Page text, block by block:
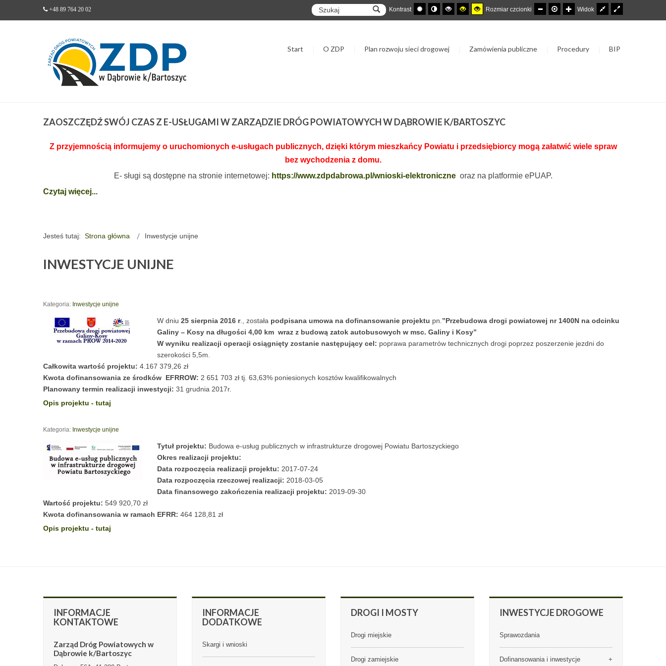
+48 89 764 20 02 Kontrast Rozmiar czcionki Widok
Start O ZDP Plan rozwoju sieci drogowej Zamówienia publiczne Procedury BIP
ZAOSZCZĘDŹSWÓJ CZAS Z E-USŁUGAMI W ZARZĄDZIE DRÓG POWIATOWYCH W DĄBROWIE K/BARTOSZYC
Z przyjemnością informujemy o uruchomionych e-usługach publicznych, dzięki którym mieszkańcy Powiatu i przedsiębiorcy mogą załatwić wiele spraw
bez wychodzenia z domu.
E- sługi są dostępne na stronie internetowej: https://www.zdpdabrowa.pl/wnioski-elektroniczne oraz na platformie ePUAP.
Czytaj więcej...
Jesteś tutaj: Strona główna Inwestycje unijne
INWESTYCJE UNIJNE
Kategoria: Inwestycje unijne
W dniu 25 sierpnia 2016 r., została podpisana umowa na dofinansowanie projektu pn. ”Przebudowa drogi powiatowej nr 1400N na odcinku
Galiny – Kosy na długości 4,00 km wraz z budową zatok autobusowych w msc. Galiny i Kosy”
W wyniku realizacji operacji osiągnięty zostanie następujący cel: poprawa parametrów technicznych drogi poprzez poszerzenie jezdni do
szerokości 5,5m.
Całkowita wartość projektu: 4.167 379,26 zł
Kwota dofinansowania ze środków EFRROW: 2 651 703 zł tj. 63,63% poniesionych kosztów kwalifikowalnych
Planowany termin realizacji inwestycji: 31 grudnia 2017r.
Opis projektu - tutaj
Kategoria: Inwestycje unijne
Tytuł projektu: Budowa e-usług publicznych w infrastrukturze drogowej Powiatu Bartoszyckiego
Okres realizacji projektu:
Data rozpoczęcia realizacji projektu: 2017-07-24
Data rozpoczęcia rzeczowej realizacji: 2018-03-05
Data finansowego zakończenia realizacji projektu: 2019-09-30
Wartość projektu: 549 920,70 zł
Kwota dofinansowania w ramach EFRR: 464 128,81 zł
Opis projektu - tutaj
INFORMACJE
KONTAKTOWE
Zarząd Dróg Powiatowych w
Dąbrowie k/Bartoszyc
INFORMACJE
DODATKOWE
Skargi i wnioski
DROGI I MOSTY
Drogi miejskie
Drogi zamiejskie
INWESTYCJE DROGOWE
Sprawozdania
Dofinansowania i inwestycje